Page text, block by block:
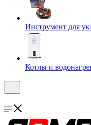
Инструмент для
Котлы и